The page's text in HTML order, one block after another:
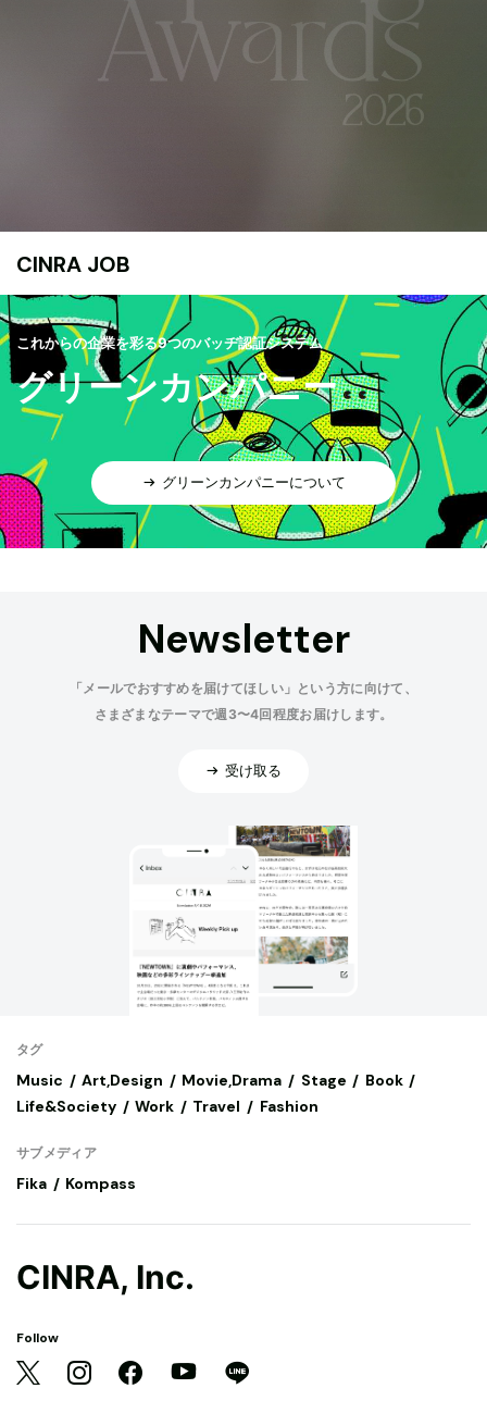
CINRA JOB
これからの企業を彩る9つのバッヂ認証システム
グリーンカンパニー
グリーンカンパニーについて
Newsletter
「メールでおすすめを届けてほしい」という方に向けて、
さまざまなテーマで週3〜4回程度お届けします。
受け取る
タグ
Music Art,Design Movie,Drama Stage
Book
Life&Society
Work Travel Fashion
サブメディア
Fika Kompass
CINRA, Inc.
Follow